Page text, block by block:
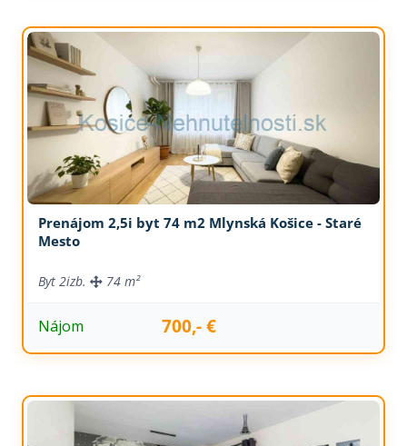
Prenájom 2,5i byt 74 m2 Mlynská Košice - Staré
Mesto
Byt 2izb. 74 m²
Nájom 700,- €